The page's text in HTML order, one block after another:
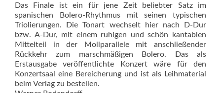
Das Finale ist ein für jene Zeit beliebter Satz im
spanischen Bolero-Rhythmus mit seinen typischen
Triolierungen. Die Tonart wechselt hier nach D-Dur
bzw. A-Dur, mit einem ruhigen und schön kantablen
Mittelteil in der Mollparallele mit anschließender
Rückkehr zum marschmäßigen Bolero. Das als
Erstausgabe veröffentlichte Konzert wäre für den
Konzertsaal eine Bereicherung und ist als Leihmaterial
beim Verlag zu bestellen.